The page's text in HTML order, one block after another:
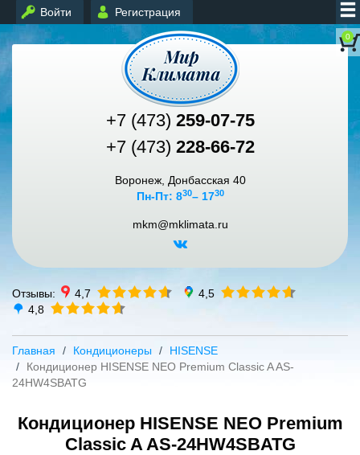
Войти Регистрация
0
+7 (473) 259-07-75
+7 (473) 228-66-72
Воронеж, Донбасская 40
Пн-Пт: 830– 1730
mkm@mklimata.ru
Отзывы: 4,7
4,5
4,8
Главная Кондиционеры
HISENSE
Кондиционер HISENSE NEO Premium Classic A AS-
24HW4SBATG
Кондиционер HISENSE NEO Premium
Classic A AS-24HW4SBATG